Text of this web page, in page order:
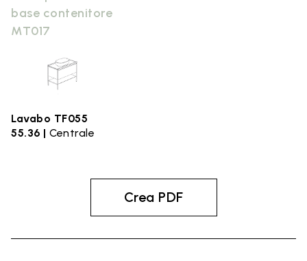
base contenitore
MT017
Lavabo TF055
55.36 | Centrale
Crea PDF